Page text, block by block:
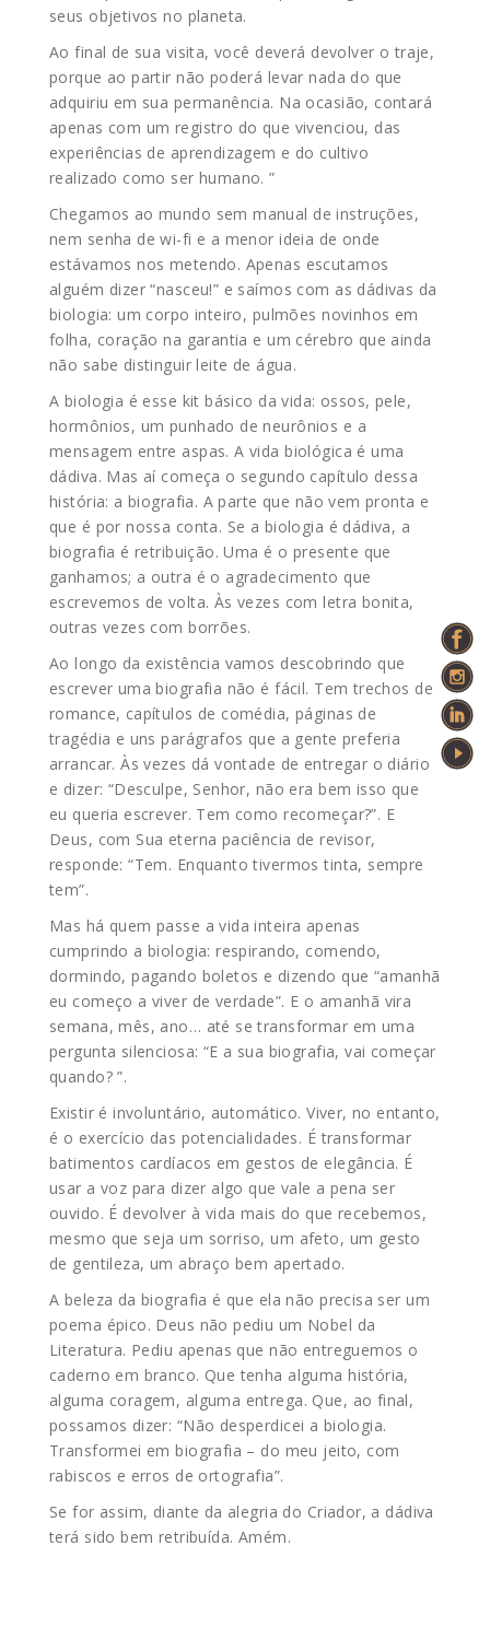
seus objetivos no planeta.
Ao final de sua visita, você deverá devolver o traje,
porque ao partir não poderá levar nada do que
adquiriu em sua permanência. Na ocasião, contará
apenas com um registro do que vivenciou, das
experiências de aprendizagem e do cultivo
realizado como ser humano. ”
Chegamos ao mundo sem manual de instruções,
nem senha de wi-fi e a menor ideia de onde
estávamos nos metendo. Apenas escutamos
alguém dizer “nasceu!” e saímos com as dádivas da
biologia: um corpo inteiro, pulmões novinhos em
folha, coração na garantia e um cérebro que ainda
não sabe distinguir leite de água.
A biologia é esse kit básico da vida: ossos, pele,
hormônios, um punhado de neurônios e a
mensagem entre aspas. A vida biológica é uma
dádiva. Mas aí começa o segundo capítulo dessa
história: a biografia. A parte que não vem pronta e
que é por nossa conta. Se a biologia é dádiva, a
biografia é retribuição. Uma é o presente que
ganhamos; a outra é o agradecimento que
escrevemos de volta. Às vezes com letra bonita,
outras vezes com borrões.
Ao longo da existência vamos descobrindo que
escrever uma biografia não é fácil. Tem trechos de
romance, capítulos de comédia, páginas de
tragédia e uns parágrafos que a gente preferia
arrancar. Às vezes dá vontade de entregar o diário
e dizer: “Desculpe, Senhor, não era bem isso que
eu queria escrever. Tem como recomeçar?”. E
Deus, com Sua eterna paciência de revisor,
responde: “Tem. Enquanto tivermos tinta, sempre
tem”.
Mas há quem passe a vida inteira apenas
cumprindo a biologia: respirando, comendo,
dormindo, pagando boletos e dizendo que “amanhã
eu começo a viver de verdade”. E o amanhã vira
semana, mês, ano… até se transformar em uma
pergunta silenciosa: “E a sua biografia, vai começar
quando? ”.
Existir é involuntário, automático. Viver, no entanto,
é o exercício das potencialidades. É transformar
batimentos cardíacos em gestos de elegância. É
usar a voz para dizer algo que vale a pena ser
ouvido. É devolver à vida mais do que recebemos,
mesmo que seja um sorriso, um afeto, um gesto
de gentileza, um abraço bem apertado.
A beleza da biografia é que ela não precisa ser um
poema épico. Deus não pediu um Nobel da
Literatura. Pediu apenas que não entreguemos o
caderno em branco. Que tenha alguma história,
alguma coragem, alguma entrega. Que, ao final,
possamos dizer: “Não desperdicei a biologia.
Transformei em biografia – do meu jeito, com
rabiscos e erros de ortografia”.
Se for assim, diante da alegria do Criador, a dádiva
terá sido bem retribuída. Amém.